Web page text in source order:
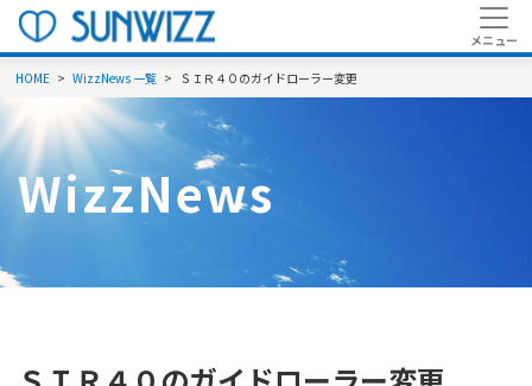
HOME WizzNews 一覧 ＳＩＲ４０のガイドローラー変更
WizzNews